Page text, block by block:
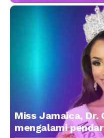
Miss Jamaica, Dr.
mengalami